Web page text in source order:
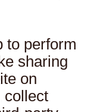
to perform
sharing
on
collect